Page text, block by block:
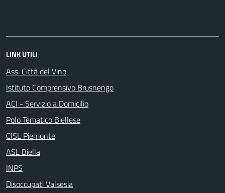
LINK UTILI
Ass. Città del Vino
Istituto Comprensivo Brusnengo
ACI - Servizio a Domicilio
Polo Tematico Biellese
CISL Piemonte
ASL Biella
INPS
Disoccupati Valsesia